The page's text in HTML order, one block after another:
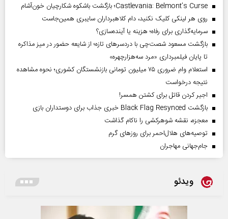
Castlevania: Belmont’s Curse؛ بازگشت باشکوه شکارچیان خون‌آشام
روی هر لینکی کلیک نکنید، دام کلاهبرداران سایبری همین‌جاست
سرمایه‌گذاری برای رفاه؛ هزینه یا آینده‌سازی؟
بازگشت مسعود شصت‌چی با دردسر‌های تازه؛ از شایعه حضور در میز مذاکره
تا پایان فیلمبرداری «مرد سه‌هزارچهره»
استعلام وام ضروری ۷۵ میلیون تومانی بازنشستگان کشوری؛ نحوه مشاهده
نتیجه درخواست
اجیر کردن قاتل برای کشتن همسر!
بازگشت Black Flag Resynced خبری جذاب برای دوستداران بازی
معجزه، نقشه شوهرکشی را ناکام گذاشت
توصیه‌های هلال‌احمر برای روز‌های گرم
جام‌جهانی مهاجران
ویدئو